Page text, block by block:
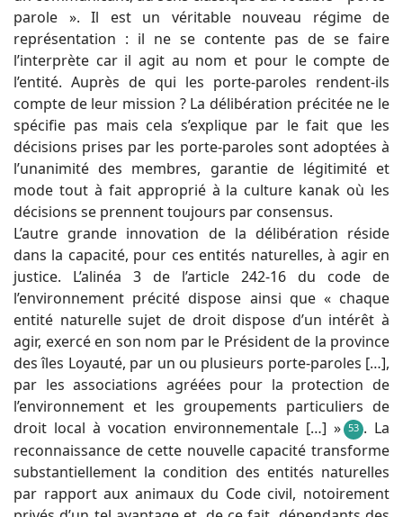
parole ». Il est un véritable nouveau régime de
représentation : il ne se contente pas de se faire
l’interprète car il agit au nom et pour le compte de
l’entité. Auprès de qui les porte-paroles rendent-ils
compte de leur mission ? La délibération précitée ne le
spécifie pas mais cela s’explique par le fait que les
décisions prises par les porte-paroles sont adoptées à
l’unanimité des membres, garantie de légitimité et
mode tout à fait approprié à la culture kanak où les
décisions se prennent toujours par consensus.
L’autre grande innovation de la délibération réside
dans la capacité, pour ces entités naturelles, à agir en
justice. L’alinéa 3 de l’article 242-16 du code de
l’environnement précité dispose ainsi que « chaque
entité naturelle sujet de droit dispose d’un intérêt à
agir, exercé en son nom par le Président de la province
des îles Loyauté, par un ou plusieurs porte-paroles […],
par les associations agréées pour la protection de
l’environnement et les groupements particuliers de
droit local à vocation environnementale […] » 53 . La
reconnaissance de cette nouvelle capacité transforme
substantiellement la condition des entités naturelles
par rapport aux animaux du Code civil, notoirement